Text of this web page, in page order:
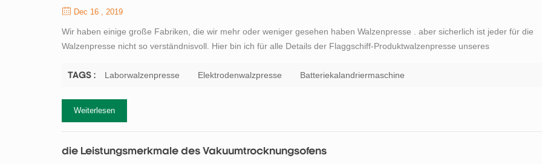
Dec 16 , 2019
Wir haben einige große Fabriken, die wir mehr oder weniger gesehen haben Walzenpresse . aber sicherlich ist jeder für die
Walzenpresse nicht so verständnisvoll. Hier bin ich für alle Details der Flaggschiff-Produktwalzenpresse unseres
Zementmühlenwalzenmahlsystem, insbesondere das Verfahren der ...
TAGS : Laborwalzenpresse Elektrodenwalzpresse Batteriekalandriermaschine
Weiterlesen
die Leistungsmerkmale des Vakuumtrocknungsofens